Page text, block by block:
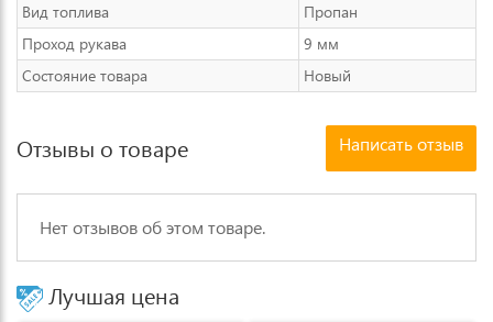
Вид топлива
Пропан
Проход рукава
9 мм
Состояние товара
Новый
Отзывы о товаре Написать отзыв
Нет отзывов об этом товаре.
Лучшая цена